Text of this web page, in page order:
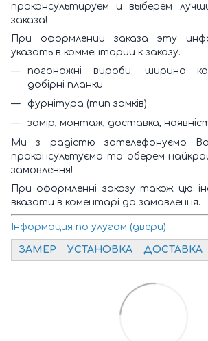
проконсультируем и выберем
заказа!
При оформлении заказа эту
указать в комментарии к заказу.
погонажні вироби: ширина
добірні планки
фурнітура (тип замків)
замір, монтаж, доставка,
Ми з радістю зателефонуємо
проконсультуємо та оберем
замовлення!
При оформленні заказу також цю
вказати в коментарі до замовлення.
Інформация по улугам (двери):
ЗАМЕР УСТАНОВКА ДОСТАВКА